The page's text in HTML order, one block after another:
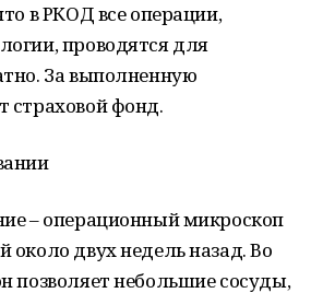
в РКОД все операции,
проводятся для
За выполненную
страховой фонд.
– операционный микроскоп
около двух недель назад. Во
позволяет небольшие сосуды,